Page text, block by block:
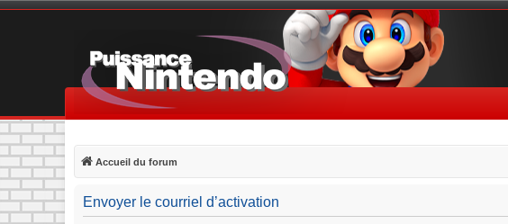
Accueil du forum
Envoyer le courriel d’activation